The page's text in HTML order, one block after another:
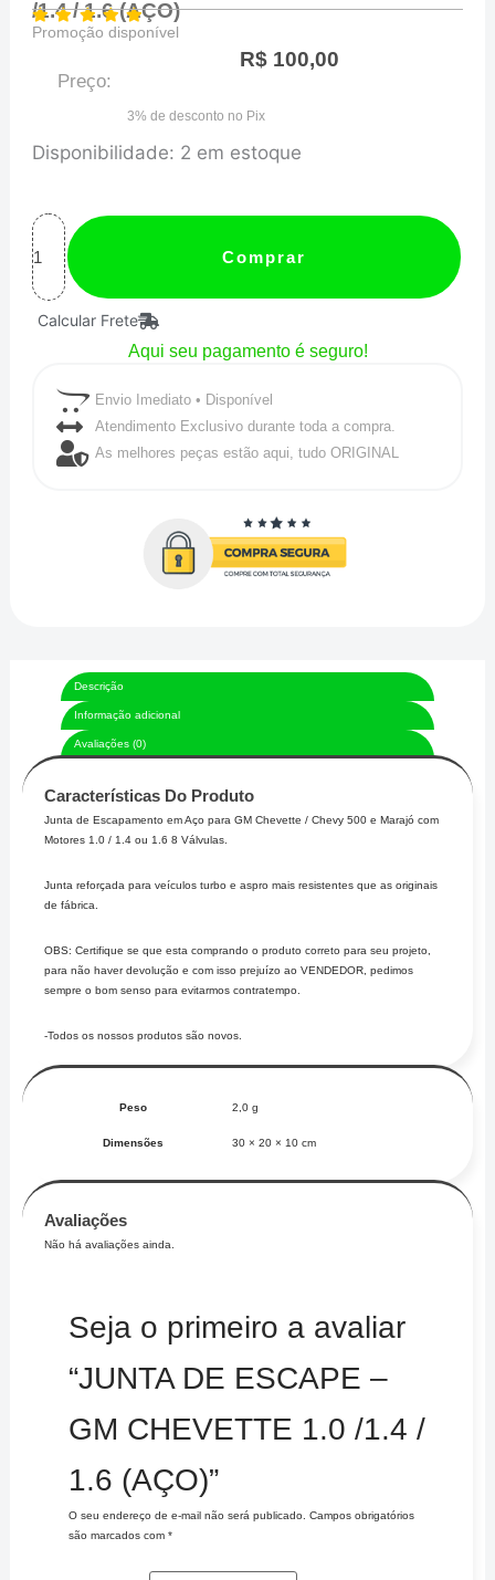
/1.4 / 1.6 (AÇO)
Promoção disponível
Preço:
R$100,00
3% de desconto no Pix
Disponibilidade: 2 em estoque
JUNTA
ESCAPE
-
GM
CHEVETTE
/1.4
1.6
Comprar
Calcular Frete
Aqui seu pagamento é seguro!
Envio Imediato • Disponível
Atendimento Exclusivo durante toda a compra.
As melhores peças estão aqui, tudo ORIGINAL
Descrição
Informação adicional
Avaliações (0)
Características Do Produto
Junta de Escapamento em Aço para GM Chevette / Chevy 500 e Marajó com
Motores 1.0 / 1.4 ou 1.6 8 Válvulas.
Junta reforçada para veículos turbo e aspro mais resistentes que as originais
de fábrica.
OBS: Certifique se que esta comprando o produto correto para seu projeto,
para não haver devolução e com isso prejuízo ao VENDEDOR, pedimos
sempre o bom senso para evitarmos contratempo.
-Todos os nossos produtos são novos.
Peso 2,0 g
Dimensões 30 × 20 × 10 cm
Avaliações
Não há avaliações ainda.
Seja o primeiro a avaliar
“JUNTA DE ESCAPE –
GM CHEVETTE 1.0 /1.4 /
1.6 (AÇO)”
O seu endereço de e-mail não será publicado.
Campos obrigatórios
são marcados com *